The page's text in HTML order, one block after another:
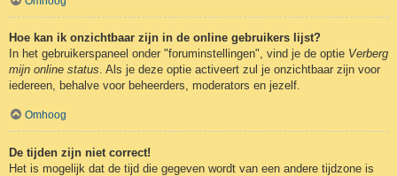
Hoe kan ik onzichtbaar zijn in de online gebruikers lijst?
In het gebruikerspaneel onder "foruminstellingen", vind je de optie Verberg
mijn online status . Als je deze optie activeert zul je onzichtbaar zijn voor
iedereen, behalve voor beheerders, moderators en jezelf.
Omhoog
De tijden zijn niet correct!
Het is mogelijk dat de tijd die gegeven wordt van een andere tijdzone is